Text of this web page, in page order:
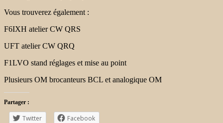
Vous trouverez également :
F6IXH atelier CW QRS
UFT atelier CW QRQ
F1LVO stand réglages et mise au point
Plusieurs OM brocanteurs BCL et analogique OM
Partager :
Twitter Facebook